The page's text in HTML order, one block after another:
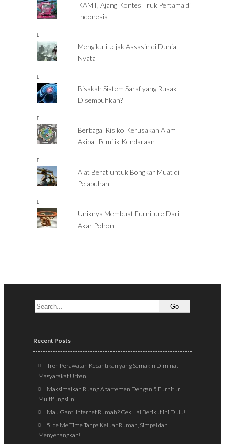
KAMT, Ajang Kontes Truk Pertama di
Indonesia
Mengikuti Jejak Assasin di Dunia
Nyata
Bisakah Sistem Saraf yang Rusak
Disembuhkan?
Berbagai Risiko Kerusakan Alam
Akibat Pemilik Kendaraan
Alat Berat untuk Bongkar Muat di
Pelabuhan
Uniknya Membuat Furniture Dari
Akar Pohon
Recent Posts
Tren Perawatan Kecantikan yang Semakin Diminati
Masyarakat Urban
Maksimalkan Ruang Apartemen Dengan 5 Furnitur
Multifungsi Ini
Mau Ganti Internet Rumah? Cek Hal Berikut ini Dulu!
5 Ide Me Time Tanpa Keluar Rumah, Simpel dan
Menyenangkan!